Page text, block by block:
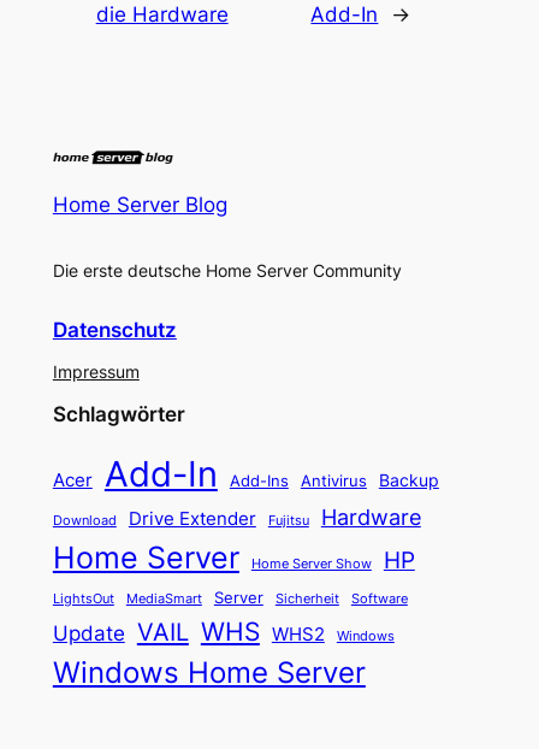
die Hardware
Add-In
→
Home Server Blog
Die erste deutsche Home Server Community
Datenschutz
Impressum
Schlagwörter
Acer Add-In Add-Ins Antivirus Backup
Download Drive Extender Fujitsu Hardware
Home Server Home Server Show HP
LightsOut MediaSmart Server Sicherheit Software
Update VAIL WHS WHS2 Windows
Windows Home Server